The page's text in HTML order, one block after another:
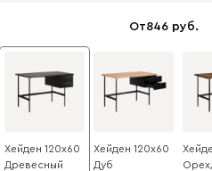
От846
Хейден 120x60
Древесный
Хейден 120x60
Дуб